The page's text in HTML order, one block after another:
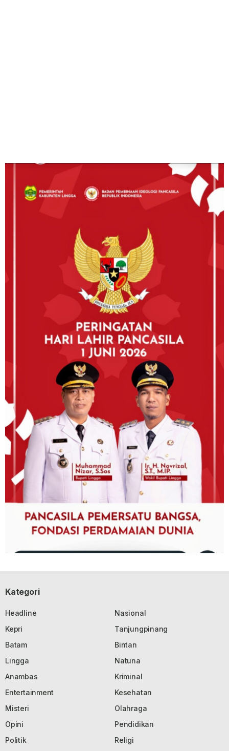
Kategori
Headline
Nasional
Kepri
Tanjungpinang
Batam
Bintan
Lingga
Natuna
Anambas
Kriminal
Entertainment
Kesehatan
Misteri
Olahraga
Opini
Pendidikan
Politik
Religi